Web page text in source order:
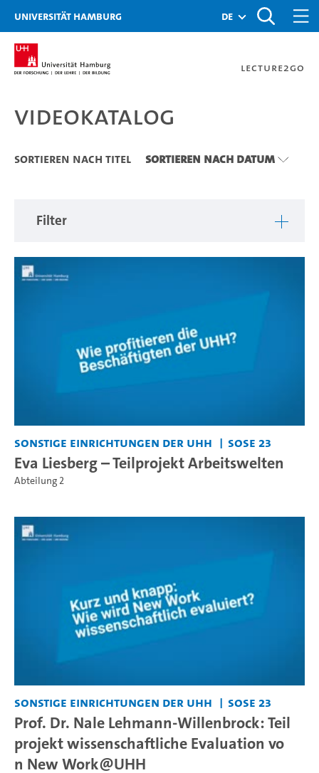
Zu den Filtern
Zur Metanavigation
Zur Hauptnavigation
Zur Suche
Zum Inhalt
Zum Seitenfuss
Universität Hamburg de
Lecture2Go
Videokatalog
Videokatalog
Sortieren nach Titel Sortieren nach Datum
Filter
Sonstige Einrichtungen der UHH SoSe 23
Eva Liesberg – Teilprojekt Arbeitswelten
Abteilung 2
Sonstige Einrichtungen der UHH SoSe 23
Prof. Dr. Nale Lehmann-Willenbrock: Teil
projekt wissenschaftliche Evaluation vo
n New Work@UHH